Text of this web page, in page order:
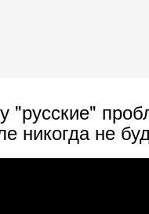
"русские"
никогда не